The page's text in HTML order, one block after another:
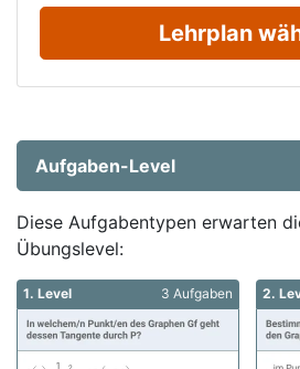
Lehrplan
Aufgaben-Level
Diese Aufgabentypen erwarten
Übungslevel:
1. Level 3 Aufgaben 2.